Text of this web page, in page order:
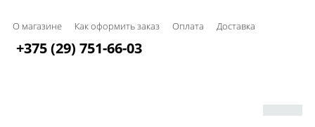
О магазине Как оформить заказ Оплата Доставка
+375 (29) 751-66-03